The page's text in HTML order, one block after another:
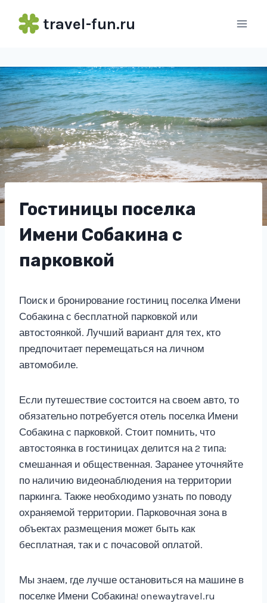
travel-fun.ru
Гостиницы поселка
Имени Собакина с
парковкой
Поиск и бронирование гостиниц поселка Имени
Собакина с бесплатной парковкой или
автостоянкой. Лучший вариант для тех, кто
предпочитает перемещаться на личном
автомобиле.
Если путешествие состоится на своем авто, то
обязательно потребуется отель поселка Имени
Собакина с парковкой. Стоит помнить, что
автостоянка в гостиницах делится на 2 типа:
смешанная и общественная. Заранее уточняйте
по наличию видеонаблюдения на территории
паркинга. Также необходимо узнать по поводу
охраняемой территории. Парковочная зона в
объектах размещения может быть как
бесплатная, так и с почасовой оплатой.
Мы знаем, где лучше остановиться на машине в
поселке Имени Собакина! onewaytravel.ru